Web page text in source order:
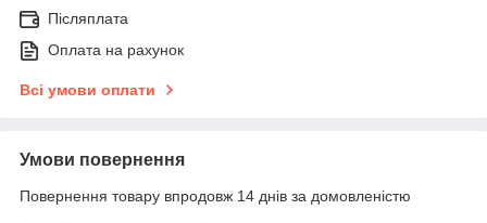
Післяплата
Оплата на рахунок
Всі умови оплати
Умови повернення
Повернення товару впродовж 14 днів за домовленістю